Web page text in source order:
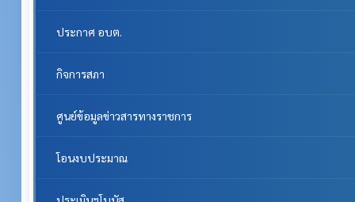
ประกาศ อบต.
กิจการสภา
ศูนย์ข้อมูลข่าวสารทางราชการ
โอนงบประมาณ